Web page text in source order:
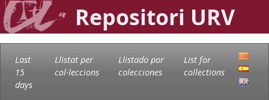
Repositori URV
Last
15
days
Llistat per
col·leccions
Llistado por
colecciones
List for
collections